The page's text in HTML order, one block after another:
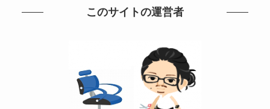
このサイトの運営者